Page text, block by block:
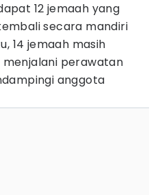
12 jemaah yang
secara mandiri
14 jemaah masih
perawatan
anggota